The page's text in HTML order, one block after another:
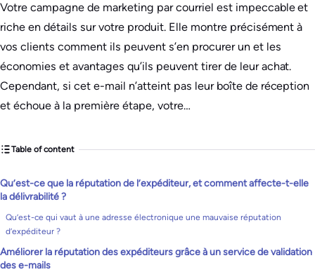
Votre campagne de marketing par courriel est impeccable et
riche en détails sur votre produit. Elle montre précisément à
vos clients comment ils peuvent s’en procurer un et les
économies et avantages qu’ils peuvent tirer de leur achat.
Cependant, si cet e-mail n’atteint pas leur boîte de réception
et échoue à la première étape, votre…
Table of content
Qu’est-ce que la réputation de l’expéditeur, et comment affecte-t-elle
la délivrabilité ?
Qu’est-ce qui vaut à une adresse électronique une mauvaise réputation
d’expéditeur ?
Améliorer la réputation des expéditeurs grâce à un service de validation
des e-mails